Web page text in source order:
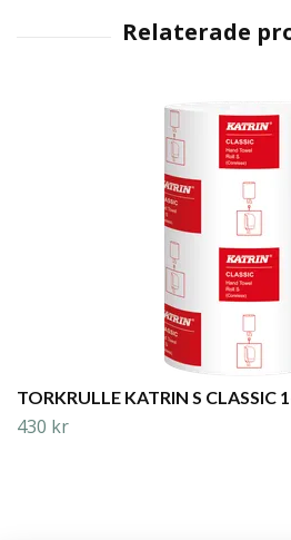
TORKRULLE KATRIN S CLASSIC
430 kr